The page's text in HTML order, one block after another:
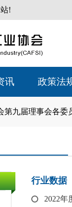
!
讯 政策法
第九届理事会各委
行业数据
2022年